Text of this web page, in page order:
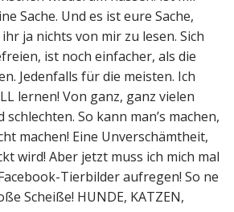
Sache. Und es ist eure Sache,
ja nichts von mir zu lesen. Sich
ist noch einfacher, als die
Jedenfalls für die meisten. Ich
lernen! Von ganz, ganz vielen
So kann man’s machen,
machen! Eine Unverschämtheit,
wird! Aber jetzt muss ich mich mal
Tierbilder aufregen! So ne
Scheiße! HUNDE, KATZEN,